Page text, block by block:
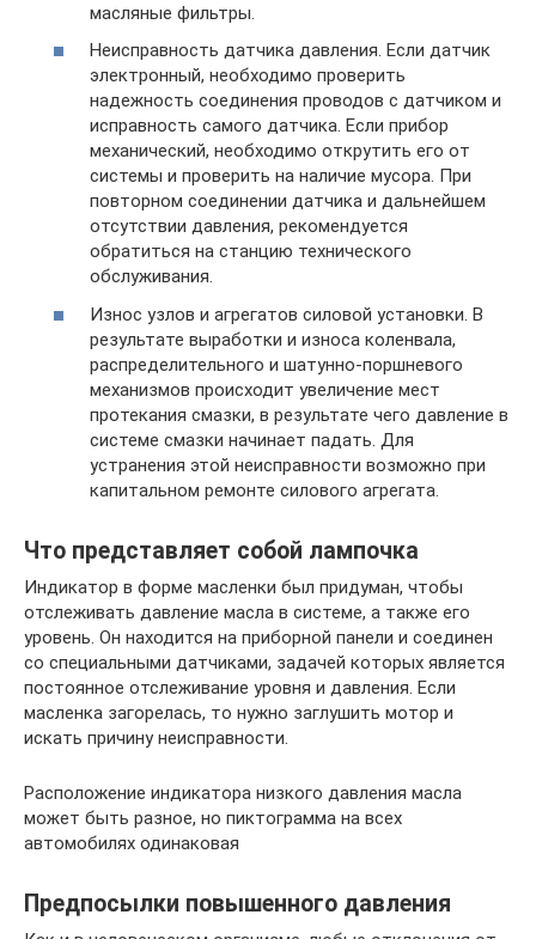
масляные фильтры.
Неисправность датчика давления. Если датчик
электронный, необходимо проверить
надежность соединения проводов с датчиком и
исправность самого датчика. Если прибор
механический, необходимо открутить его от
системы и проверить на наличие мусора. При
повторном соединении датчика и дальнейшем
отсутствии давления, рекомендуется
обратиться на станцию технического
обслуживания.
Износ узлов и агрегатов силовой установки. В
результате выработки и износа коленвала,
распределительного и шатунно-поршневого
механизмов происходит увеличение мест
протекания смазки, в результате чего давление в
системе смазки начинает падать. Для
устранения этой неисправности возможно при
капитальном ремонте силового агрегата.
Что представляет собой лампочка
Индикатор в форме масленки был придуман, чтобы
отслеживать давление масла в системе, а также его
уровень. Он находится на приборной панели и соединен
со специальными датчиками, задачей которых является
постоянное отслеживание уровня и давления. Если
масленка загорелась, то нужно заглушить мотор и
искать причину неисправности.
Расположение индикатора низкого давления масла
может быть разное, но пиктограмма на всех
автомобилях одинаковая
Предпосылки повышенного давления